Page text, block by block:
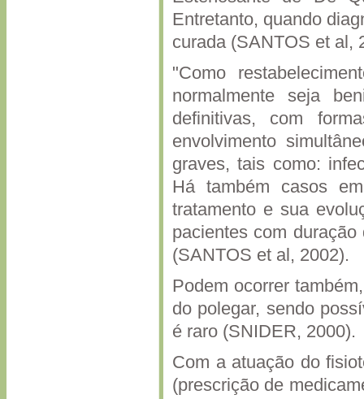
Entretanto, quando
curada (SANTOS et al,
"Como
normalmente seja
definitivas, com
envolvimento
graves, tais como:
Há também casos
tratamento e sua
pacientes com
(SANTOS et al, 2002).
Podem ocorrer
do polegar, sendo
é raro (SNIDER, 2000).
Com a atuação do
(prescrição de